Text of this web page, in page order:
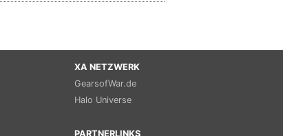
XA NETZWERK
GearsofWar.de
Halo Universe
PARTNERLINKS